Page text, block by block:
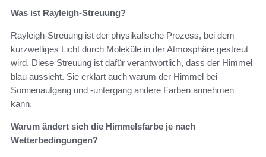
Was ist Rayleigh-Streuung?
Rayleigh-Streuung ist der physikalische Prozess, bei dem
kurzwelliges Licht durch Moleküle in der Atmosphäre gestreut
wird. Diese Streuung ist dafür verantwortlich, dass der Himmel
blau aussieht. Sie erklärt auch warum der Himmel bei
Sonnenaufgang und -untergang andere Farben annehmen
kann.
Warum ändert sich die Himmelsfarbe je nach
Wetterbedingungen?